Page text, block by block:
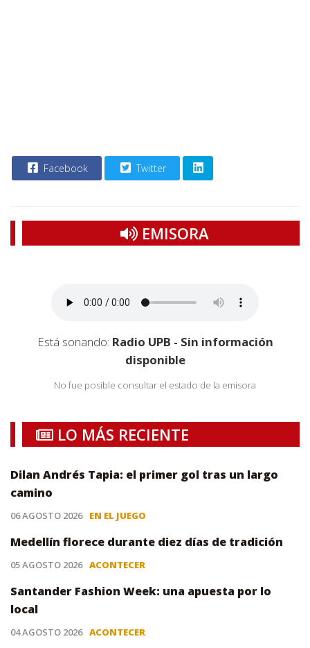
Facebook Twitter
EMISORA
Está sonando: Radio UPB - Sin información
disponible
No fue posible consultar el estado de la emisora
LO MÁS RECIENTE
Dilan Andrés Tapia: el primer gol tras un largo
camino
06 AGOSTO 2026 EN EL JUEGO
Medellín florece durante diez días de tradición
05 AGOSTO 2026 ACONTECER
Santander Fashion Week: una apuesta por lo
local
04 AGOSTO 2026 ACONTECER